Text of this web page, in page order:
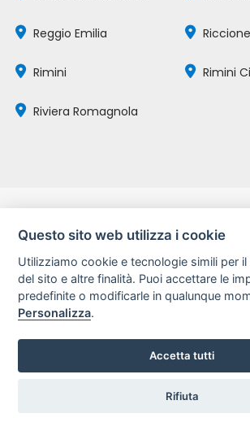
Reggio Emilia Riccione
Rimini Rimini
Riviera Romagnola
La tua mail:
dati personali ai sensi del
descritto nell'informativa
Questo sito web utilizza i cookie
Utilizziamo cookie e tecnologie simili per
del sito e altre finalità. Puoi accettare le
predefinite o modificarle in qualunque
Personalizza.
Accetta tutti
Rifiuta